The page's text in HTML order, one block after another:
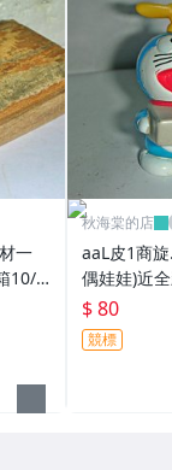
一
10/-
秋海棠的店
aaL皮1商
偶娃娃)近
oraemon)
房樂箱96/-P
$ 80
競標